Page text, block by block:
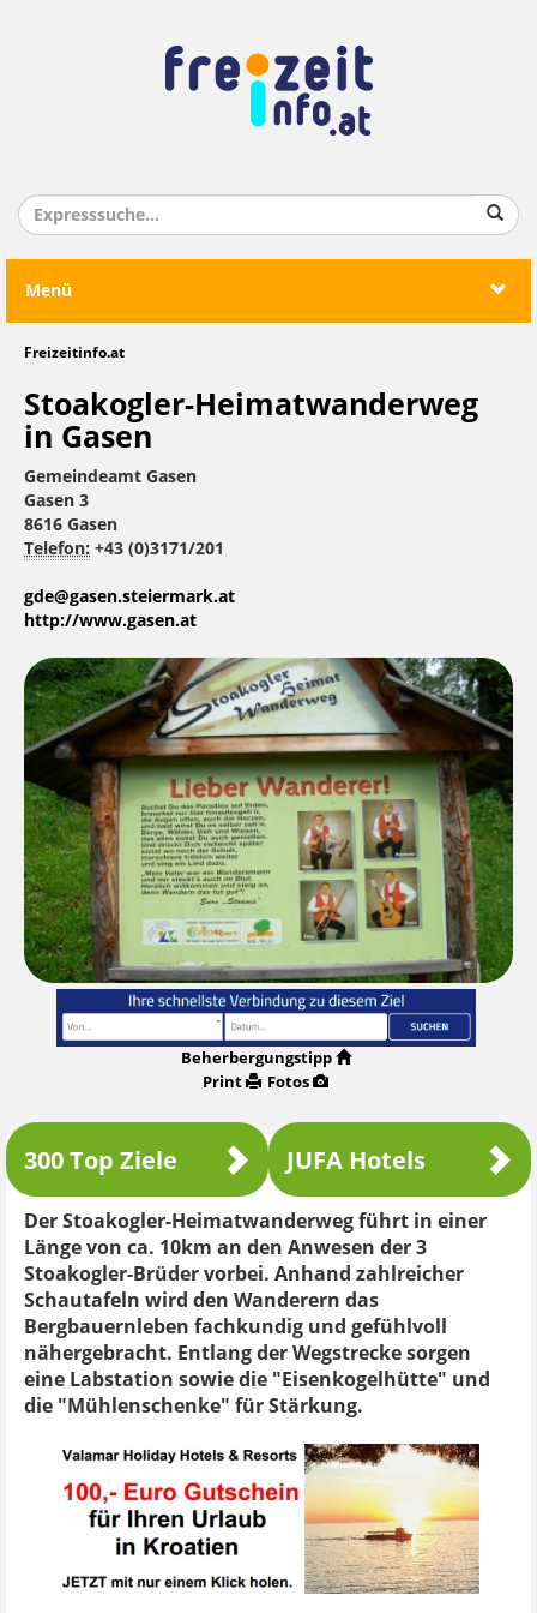
Menü
Freizeitinfo.at
Stoakogler-Heimatwanderweg
in Gasen
Gemeindeamt Gasen
Gasen 3
8616 Gasen
Telefon: +43 (0)3171/201
gde@gasen.steiermark.at
http://www.gasen.at
Beherbergungstipp
Print
Fotos
300 Top Ziele JUFA Hotels
Der Stoakogler-Heimatwanderweg führt in einer
Länge von ca. 10km an den Anwesen der 3
Stoakogler-Brüder vorbei. Anhand zahlreicher
Schautafeln wird den Wanderern das
Bergbauernleben fachkundig und gefühlvoll
nähergebracht. Entlang der Wegstrecke sorgen
eine Labstation sowie die "Eisenkogelhütte" und
die "Mühlenschenke" für Stärkung.